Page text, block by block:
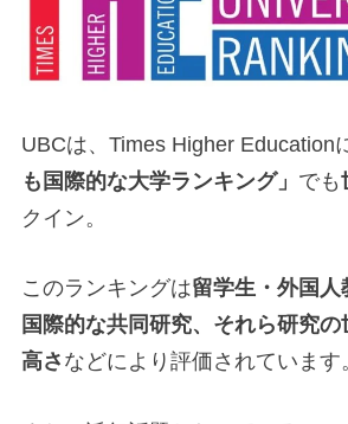
UBCは、Times Higher Education
も国際的な大学ランキング」 でも
クイン。
このランキングは留学生・外国人
国際的な共同研究、それら研究
高さ などにより評価されています